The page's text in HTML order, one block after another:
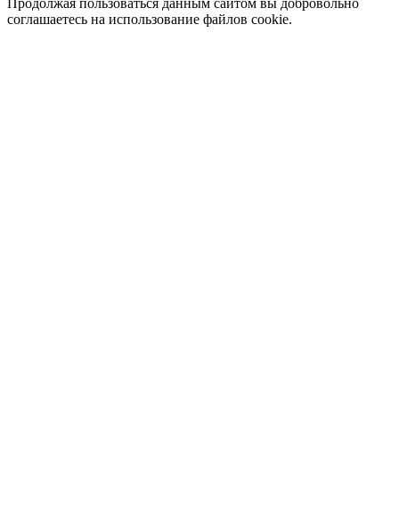
Продолжая пользоваться данным сайтом вы добровольно
соглашаетесь на использование файлов cookie.